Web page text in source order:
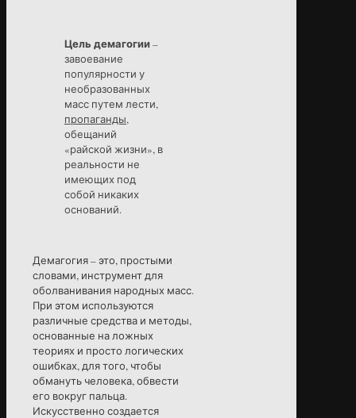
Цель демагогии–
завоевание
популярности у
необразованных
масс путем лести,
пропаганды,
обещаний
«райской жизни», в
реальности не
имеющих под
собой никаких
оснований.
Демагогия – это, простыми
словами, инструмент для
оболванивания народных масс.
При этом используются
различные средства и методы,
основанные на ложных
теориях и просто логических
ошибках, для того, чтобы
обмануть человека, обвести
его вокруг пальца.
Искусственно создается